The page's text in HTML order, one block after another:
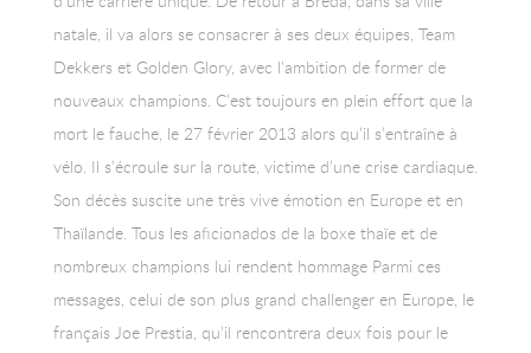
natale, il va alors se consacrer à ses deux équipes, Team
Dekkers et Golden Glory, avec l’ambition de former de
nouveaux champions. C’est toujours en plein effort que la
mort le fauche, le 27 février 2013 alors qu’il s’entraîne à
vélo. Il s’écroule sur la route, victime d’une crise cardiaque.
Son décès suscite une très vive émotion en Europe et en
Thaïlande. Tous les aficionados de la boxe thaïe et de
nombreux champions lui rendent hommage Parmi ces
messages, celui de son plus grand challenger en Europe, le
français Joe Prestia, qu’il rencontrera deux fois pour le